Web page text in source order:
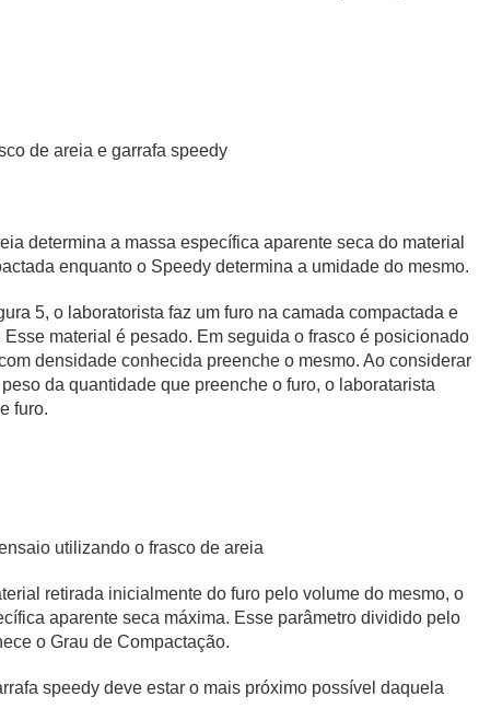
de areia e garrafa speedy
determina a massa específica aparente seca do material
enquanto o Speedy determina a umidade do mesmo.
5, o laboratorista faz um furo na camada compactada e
Esse material é pesado. Em seguida o frasco é posicionado
densidade conhecida preenche o mesmo. Ao considerar
da quantidade que preenche o furo, o laboratarista
furo.
utilizando o frasco de areia
retirada inicialmente do furo pelo volume do mesmo, o
aparente seca máxima. Esse parâmetro dividido pelo
o Grau de Compactação.
speedy deve estar o mais próximo possível daquela